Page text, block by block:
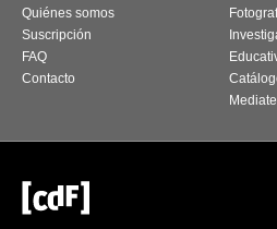
Quiénes somos
Suscripción
FAQ
Contacto